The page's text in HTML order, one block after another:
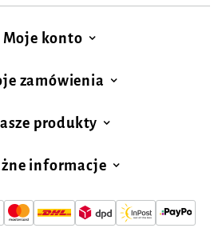
Moje konto
zamówienia
produkty
informacje